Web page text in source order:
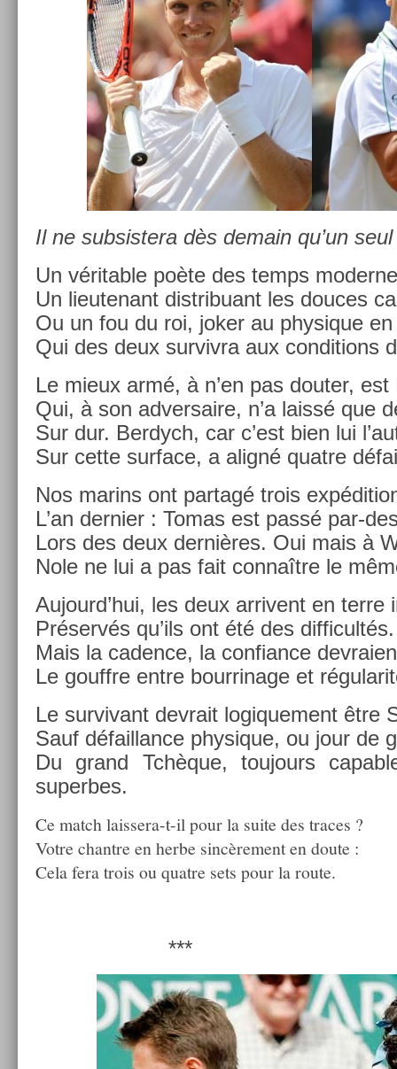
Il ne sub­sis­tera dès de­main qu’un
Un vérit­able poète des temps
Un li­eutenant dis­tribuant les douces
Ou un fou du roi, joker au physique
Qui des deux sur­viv­ra aux con­di­tions
Le mieux armé, à n’en pas dout­er, est
Qui, à son ad­versaire, n’a laissé que
Sur dur. Be­rdych, car c’est bien lui
Sur cette sur­face, a aligné quat­re
Nos marins ont par­tagé trois
L’an de­rni­er : Tomas est passé par-
Lors des deux dernières. Oui mais à
Nole ne lui a pas fait connaître le
Aujourd’hui, les deux ar­rivent en terre
Préservés qu’ils ont été des dif­ficultés.
Mais la cad­ence, la con­fian­ce
Le gouffre entre bour­rinage et
Le sur­vivant de­vrait logique­ment être
Sauf défail­lance physique, ou jour de
Du grand Tchèque, toujours
super­bes.
Ce match laissera-t-il pour la suite des traces ?
Votre chantre en herbe sincère­ment en doute :
Cela fera trois ou quat­re sets pour la route.
***